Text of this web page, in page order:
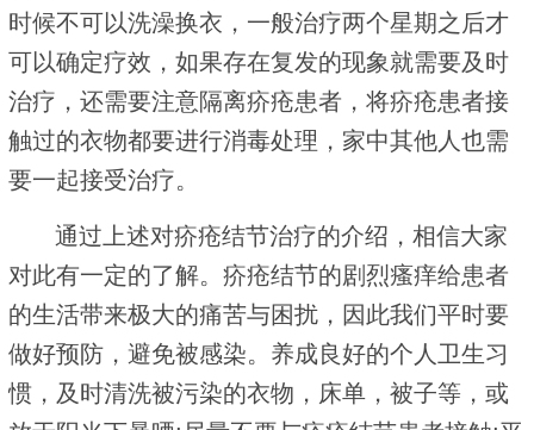
时候不可以洗澡换衣，一般治疗两个星期之后才
可以确定疗效，如果存在复发的现象就需要及时
治疗，还需要注意隔离疥疮患者，将疥疮患者接
触过的衣物都要进行消毒处理，家中其他人也需
要一起接受治疗。
通过上述对疥疮结节治疗的介绍，相信大家
对此有一定的了解。疥疮结节的剧烈瘙痒给患者
的生活带来极大的痛苦与困扰，因此我们平时要
做好预防，避免被感染。养成良好的个人卫生习
惯，及时清洗被污染的衣物，床单，被子等，或